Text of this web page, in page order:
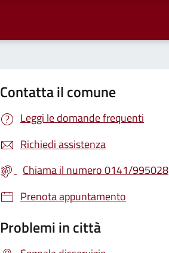
Contatta il comune
Leggi le domande frequenti
Richiedi assistenza
Chiama il numero 0141/995028
Prenota appuntamento
Problemi in città